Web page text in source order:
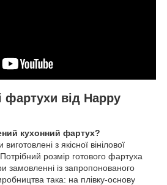
фартухи від Happy
кухонний фартух?
з якісної вінілової
розмір готового фартуха
замовленні із запропонованого
така: на плівку-основу